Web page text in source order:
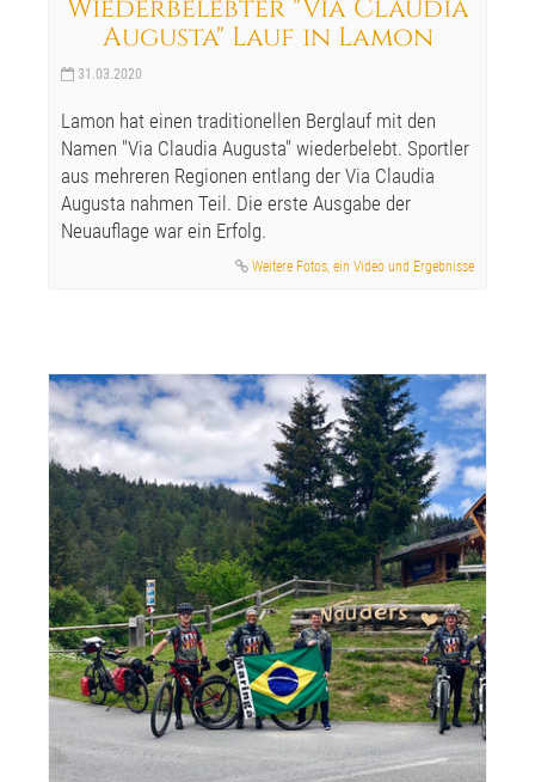
Wiederbelebter "Via Claudia
Augusta" Lauf in Lamon
31.03.2020
Lamon hat einen traditionellen Berglauf mit den
Namen "Via Claudia Augusta" wiederbelebt. Sportler
aus mehreren Regionen entlang der Via Claudia
Augusta nahmen Teil. Die erste Ausgabe der
Neuauflage war ein Erfolg.
Weitere Fotos, ein Video und Ergebnisse